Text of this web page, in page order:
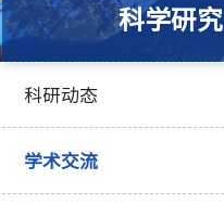
科学研究
科研动态
学术交流